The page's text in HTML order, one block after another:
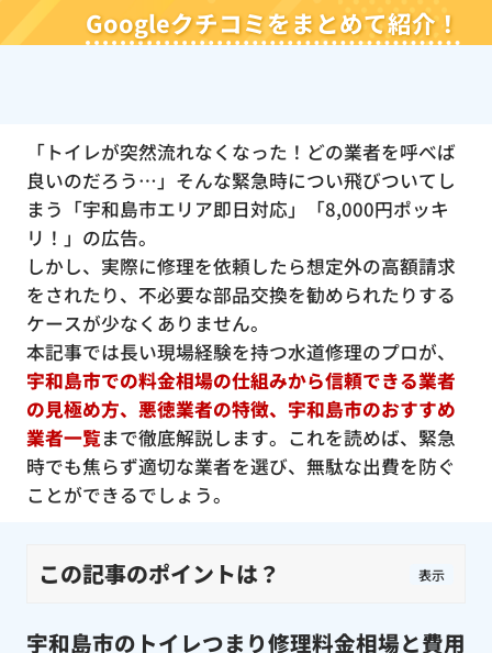
Googleクチコミをまとめて紹介！
「トイレが突然流れなくなった！どの業者を呼べば
良いのだろう…」そんな緊急時につい飛びついてし
まう「宇和島市エリア即日対応」「8,000円ポッキ
リ！」の広告。
しかし、実際に修理を依頼したら想定外の高額請求
をされたり、不必要な部品交換を勧められたりする
ケースが少なくありません。
本記事では長い現場経験を持つ水道修理のプロが、
宇和島市での料金相場の仕組みから信頼できる業者
の見極め方、悪徳業者の特徴、宇和島市のおすすめ
業者一覧まで徹底解説します。これを読めば、緊急
時でも焦らず適切な業者を選び、無駄な出費を防ぐ
ことができるでしょう。
この記事のポイントは？ 表示
宇和島市のトイレつまり修理料金相場と費用